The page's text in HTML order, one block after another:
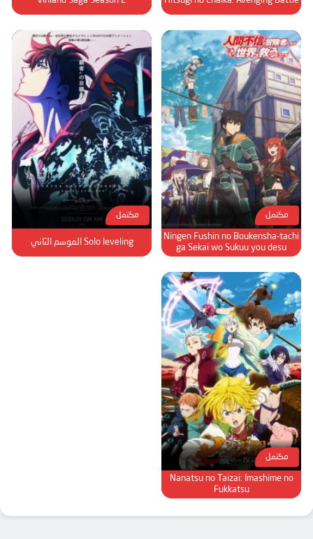
مكتمل
Ningen Fushin no Boukensha-tachi
ga Sekai wo Sukuu you desu
مكتمل
Solo leveling الموسم الثاني
مكتمل
Nanatsu no Taizai: Imashime no
Fukkatsu